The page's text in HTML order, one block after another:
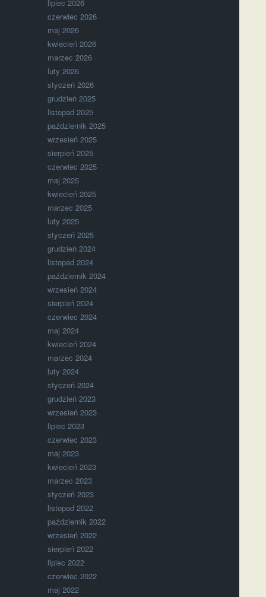
lipiec 2026
czerwiec 2026
maj 2026
kwiecień 2026
marzec 2026
luty 2026
styczeń 2026
grudzień 2025
listopad 2025
październik 2025
wrzesień 2025
sierpień 2025
czerwiec 2025
maj 2025
kwiecień 2025
marzec 2025
luty 2025
styczeń 2025
grudzień 2024
listopad 2024
październik 2024
wrzesień 2024
sierpień 2024
czerwiec 2024
maj 2024
kwiecień 2024
marzec 2024
luty 2024
styczeń 2024
grudzień 2023
wrzesień 2023
lipiec 2023
czerwiec 2023
maj 2023
kwiecień 2023
marzec 2023
styczeń 2023
listopad 2022
październik 2022
wrzesień 2022
sierpień 2022
lipiec 2022
czerwiec 2022
maj 2022